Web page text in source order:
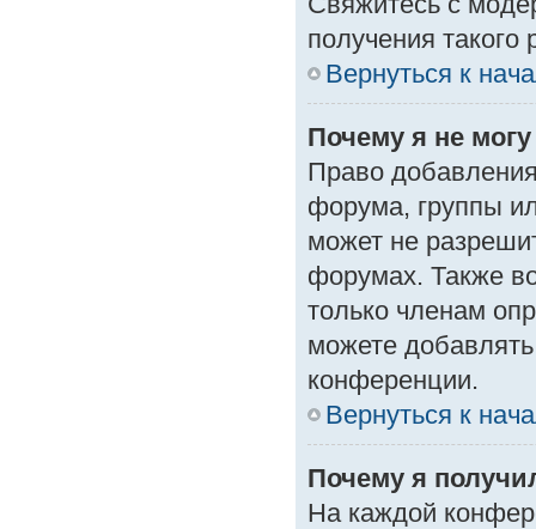
получения такого
Вернуться к
Почему я не
Право
форума, группы
может не
форумах. Также
только членам
можете
конференции.
Вернуться к
Почему я
На каждой